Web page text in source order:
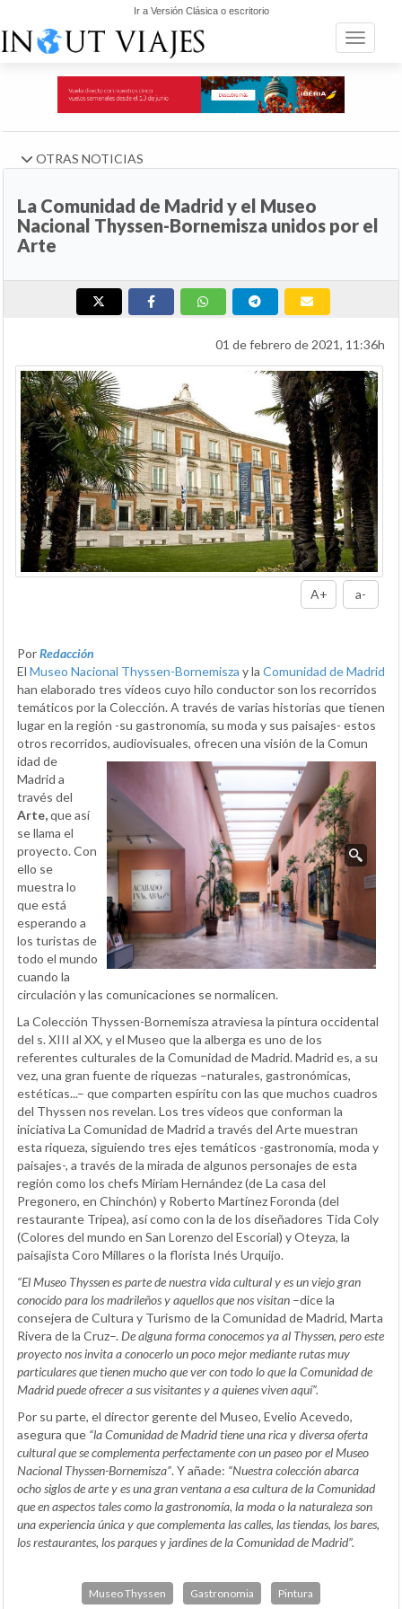
Ir a Versión Clásica o escritorio
Toggle
OTRAS NOTICIAS
La Comunidad de Madrid y el Museo
Nacional Thyssen-Bornemisza unidos por el
Arte
01 de febrero de 2021, 11:36h
A+ a-
PorRedacción
El Museo Nacional Thyssen-Bornemisza y la Comunidad de Madrid
han elaborado tres vídeos cuyo hilo conductor son los recorridos
temáticos por la Colección. A través de varias historias que tienen
lugar en la región -su gastronomía, su moda y sus paisajes- estos
otros recorridos, audiovisuales, ofrecen una visión de la Comun
idad de
Madrid a
través del
Arte,que así
se llama el
proyecto. Con
ello se
muestra lo
que está
esperando a
los turistas de
todo el mundo
cuando la
circulación y las comunicaciones se normalicen.
La Colección Thyssen-Bornemisza atraviesa la pintura occidental
del s. XIII al XX, y el Museo que la alberga es uno de los
referentes culturales de la Comunidad de Madrid. Madrid es, a su
vez, una gran fuente de riquezas –naturales, gastronómicas,
estéticas...– que comparten espíritu con las que muchos cuadros
del Thyssen nos revelan. Los tres vídeos que conforman la
iniciativa La Comunidad de Madrid a través del Arte muestran
esta riqueza, siguiendo tres ejes temáticos -gastronomía, moda y
paisajes-, a través de la mirada de algunos personajes de esta
región como los chefs Miriam Hernández (de La casa del
Pregonero, en Chinchón) y Roberto Martínez Foronda (del
restaurante Tripea), así como con la de los diseñadores Tida Coly
(Colores del mundo en San Lorenzo del Escorial) y Oteyza, la
paisajista Coro Millares o la florista Inés Urquijo.
“El Museo Thyssen es parte de nuestra vida cultural y es un viejo gran
conocido para los madrileños y aquellos que nos visitan –dice la
consejera de Cultura y Turismo de la Comunidad de Madrid, Marta
Rivera de la Cruz–.De alguna forma conocemos ya al Thyssen, pero este
proyecto nos invita a conocerlo un poco mejor mediante rutas muy
particulares que tienen mucho que ver con todo lo que la Comunidad de
Madrid puede ofrecer a sus visitantes y a quienes viven aquí”.
Por su parte, el director gerente del Museo, Evelio Acevedo,
asegura que “la Comunidad de Madrid tiene una rica y diversa oferta
cultural que se complementa perfectamente con un paseo por el Museo
Nacional Thyssen-Bornemisza”. Y añade: “Nuestra colección abarca
ocho siglos de arte y es una gran ventana a esa cultura de la Comunidad
que en aspectos tales como la gastronomía, la moda o la naturaleza son
una experiencia única y que complementa las calles, las tiendas, los bares,
los restaurantes, los parques y jardines de la Comunidad de Madrid”.
Museo Thyssen Gastronomia Pintura